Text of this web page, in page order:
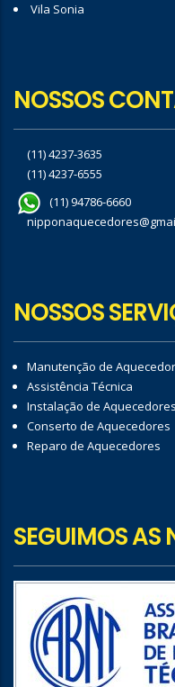
Vila Sonia
NOSSOS
(11) 4237-3635
(11) 4237-6555
(11) 94786-6660
NOSSOS
Manutenção de
Assistência Técnica
Instalação de Aquecedores
Conserto de Aquecedores
Reparo de Aquecedores
SEGUIMOS AS